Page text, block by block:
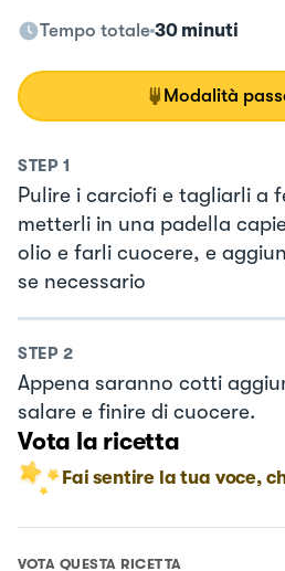
Tempo totale 30 minuti
Modalità
STEP 1
Pulire i carciofi e tagliarli a
metterli in una padella
olio e farli cuocere, e
se necessario
STEP 2
Appena saranno cotti
salare e finire di cuocere.
Vota la ricetta
Fai sentire la tua voce,
VOTA QUESTA RICETTA